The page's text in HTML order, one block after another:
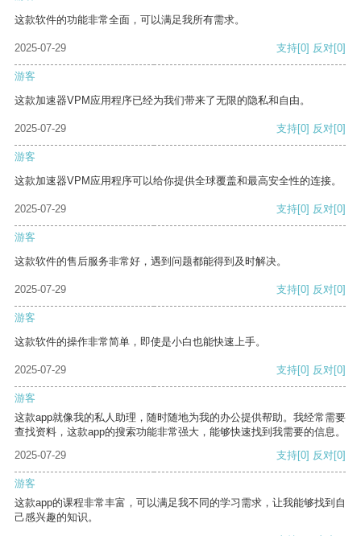
这款软件的功能非常全面，可以满足我所有需求。
2025-07-29 支持[0] 反对[0]
游客
这款加速器VPM应用程序已经为我们带来了无限的隐私和自由。
2025-07-29 支持[0] 反对[0]
游客
这款加速器VPM应用程序可以给你提供全球覆盖和最高安全性的连接。
2025-07-29 支持[0] 反对[0]
游客
这款软件的售后服务非常好，遇到问题都能得到及时解决。
2025-07-29 支持[0] 反对[0]
游客
这款软件的操作非常简单，即使是小白也能快速上手。
2025-07-29 支持[0] 反对[0]
游客
这款app就像我的私人助理，随时随地为我的办公提供帮助。我经常需要
查找资料，这款app的搜索功能非常强大，能够快速找到我需要的信息。
2025-07-29
支持[0] 反对[0]
游客
这款app的课程非常丰富，可以满足我不同的学习需求，让我能够找到自
己感兴趣的知识。